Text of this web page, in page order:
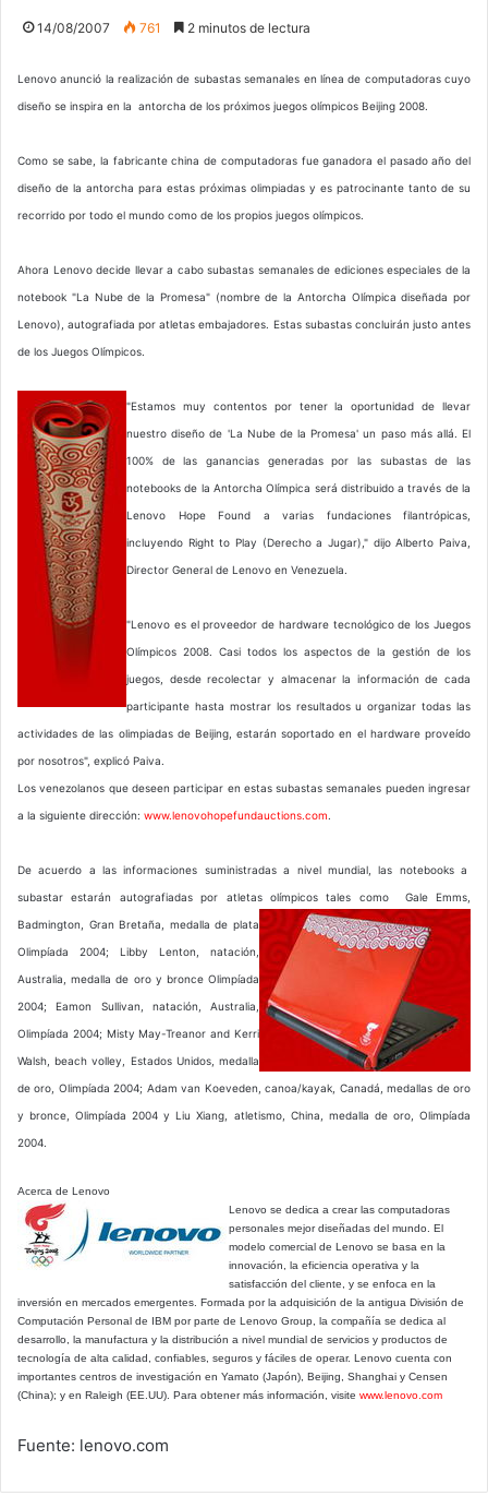
14/08/2007 761 2 minutos de lectura
Lenovo anunció la realización de subastas semanales en línea de computadoras cuyo
diseño se inspira en la antorcha de los próximos juegos olímpicos Beijing 2008.
Como se sabe, la fabricante china de computadoras fue ganadora el pasado año del
diseño de la antorcha para estas próximas olimpiadas y es patrocinante tanto de su
recorrido por todo el mundo como de los propios juegos olímpicos.
Ahora Lenovo decide llevar a cabo subastas semanales de ediciones especiales de la
notebook "La Nube de la Promesa" (nombre de la Antorcha Olímpica diseñada por
Lenovo), autografiada por atletas embajadores. Estas subastas concluirán justo antes
de los Juegos Olímpicos.
"Estamos muy contentos por tener la oportunidad de llevar
nuestro diseño de 'La Nube de la Promesa' un paso más allá. El
100% de las ganancias generadas por las subastas de las
notebooks de la Antorcha Olímpica será distribuido a través de la
Lenovo Hope Found a varias fundaciones filantrópicas,
incluyendo Right to Play (Derecho a Jugar)," dijo Alberto Paiva,
Director General de Lenovo en Venezuela.
"Lenovo es el proveedor de hardware tecnológico de los Juegos
Olímpicos 2008. Casi todos los aspectos de la gestión de los
juegos, desde recolectar y almacenar la información de cada
participante hasta mostrar los resultados u organizar todas las
actividades de las olimpiadas de Beijing, estarán soportado en el hardware proveído
por nosotros", explicó Paiva.
Los venezolanos que deseen participar en estas subastas semanales pueden ingresar
a la siguiente dirección: www.lenovohopefundauctions.com
De acuerdo a las informaciones suministradas a nivel mundial, las notebooks a
subastar estarán autografiadas por atletas olímpicos tales como Gale Emms,
Badmington, Gran Bretaña, medalla de plata
Olimpíada 2004; Libby Lenton, natación,
Australia, medalla de oro y bronce Olimpíada
2004; Eamon Sullivan, natación, Australia,
Olimpíada 2004; Misty May-Treanor and Kerri
Walsh, beach volley, Estados Unidos, medalla
de oro, Olimpíada 2004; Adam van Koeveden, canoa/kayak, Canadá, medallas de oro
y bronce, Olimpíada 2004 y Liu Xiang, atletismo, China, medalla de oro, Olimpíada
2004.
Acerca de Lenovo
Lenovo se dedica a crear las computadoras
personales mejor diseñadas del mundo. El
modelo comercial de Lenovo se basa en la
innovación, la eficiencia operativa y la
satisfacción del cliente, y se enfoca en la
inversión en mercados emergentes. Formada por la adquisición de la antigua División de
Computación Personal de IBM por parte de Lenovo Group, la compañía se dedica al
desarrollo, la manufactura y la distribución a nivel mundial de servicios y productos de
tecnología de alta calidad, confiables, seguros y fáciles de operar. Lenovo cuenta con
importantes centros de investigación en Yamato (Japón), Beijing, Shanghai y Censen
(China); y en Raleigh (EE.UU). Para obtener más información, visite www.lenovo.com
Fuente: lenovo.com